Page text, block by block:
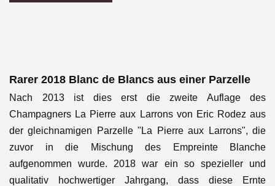
Rarer 2018 Blanc de Blancs aus einer Parzelle
Nach 2013 ist dies erst die zweite Auflage des
Champagners La Pierre aux Larrons von Eric Rodez aus
der gleichnamigen Parzelle "La Pierre aux Larrons", die
zuvor in die Mischung des Empreinte Blanche
aufgenommen wurde. 2018 war ein so spezieller und
qualitativ hochwertiger Jahrgang, dass diese Ernte